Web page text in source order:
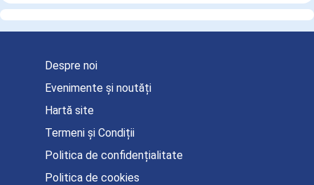
Informaţii despre Incarcator de la
Despre noi
Evenimente și noutăți
Hartă site
Termeni și Condiții
Politica de confidențialitate
Politica de cookies